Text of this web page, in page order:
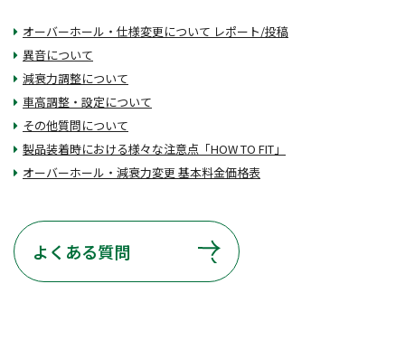
オーバーホール・仕様変更について レポート/投稿
異音について
減衰力調整について
車高調整・設定について
その他質問について
製品装着時における様々な注意点「HOW TO FIT」
オーバーホール・減衰力変更 基本料金価格表
よくある質問